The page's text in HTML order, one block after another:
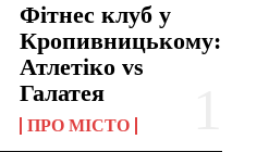
Фітнес клуб у
Кропивницькому:
Атлетіко vs
Галатея
ПРО МІСТО